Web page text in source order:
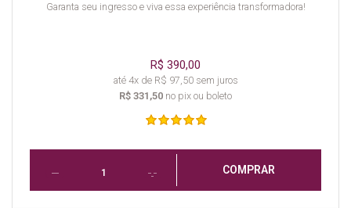
Garanta seu ingresso e viva essa experiência transformadora!
R$ 390,00
até 4x de R$ 97,50 sem juros
R$ 331,50 no pix ou boleto
COMPRAR